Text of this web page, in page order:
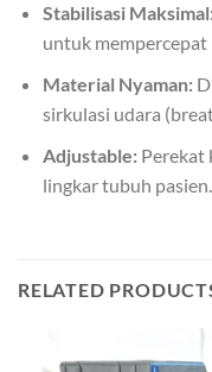
Stabilisasi
untuk mempercepat
Material Nyaman:
sirkulasi udara
Adjustable:Perekat
lingkar tubuh pasien.
RELATED